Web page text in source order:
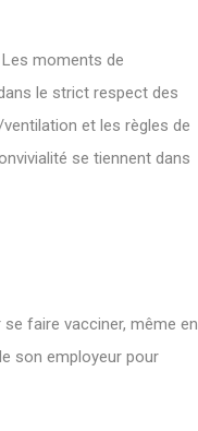
moments de
le strict respect des
et les règles de
se tiennent dans
faire vacciner, même en
son employeur pour